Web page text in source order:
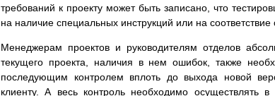
требований к проекту может быть записано, что
на наличие специальных инструкций или на
Менеджерам проектов и руководителям отделов
текущего проекта, наличия в нем ошибок, также
последующим контролем вплоть до выхода новой
клиенту. А весь контроль необходимо